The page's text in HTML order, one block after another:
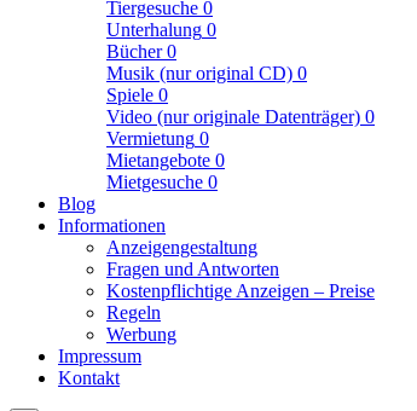
Tiergesuche 0
Unterhalung 0
Bücher0
Musik (nur original CD) 0
Spiele 0
Video (nur originale Datenträger) 0
Vermietung 0
Mietangebote 0
Mietgesuche 0
Blog
Informationen
Anzeigengestaltung
Fragen und Antworten
Kostenpflichtige Anzeigen – Preise
Regeln
Werbung
Impressum
Kontakt